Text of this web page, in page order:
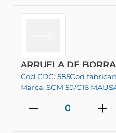
ARRUELA DE
Cod CDC: 585Cod
Marca: SCM 50/C16